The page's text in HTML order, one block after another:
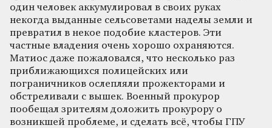
один человек аккумулировал в своих руках
некогда выданные сельсоветами наделы земли и
превратил в некое подобие кластеров. Эти
частные владения очень хорошо охраняются.
Матиос даже пожаловался, что несколько раз
приближающихся полицейских или
пограничников ослепляли прожекторами и
обстреливали с вышек. Военный прокурор
пообещал зрителям доложить прокурору о
возникшей проблеме, и сделать всё, чтобы ГПУ